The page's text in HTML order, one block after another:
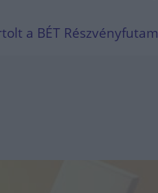
a BÉT Részvényfutam